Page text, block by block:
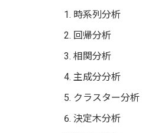
時系列分析
回帰分析
相関分析
主成分分析
クラスター分析
決定木分析